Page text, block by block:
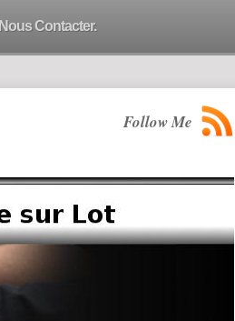
Nous Contacter.
Follow Me